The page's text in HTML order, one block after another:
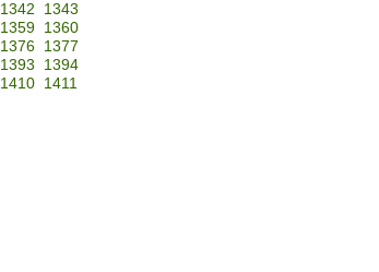
1342
1343
1359
1360
1376
1377
1393
1394
1410 1411